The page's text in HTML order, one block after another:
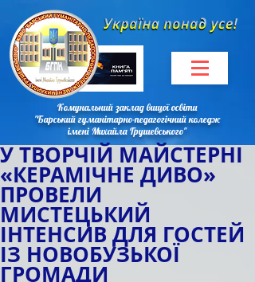
Комунальний заклад вищої освіти
"Барський гуманітарно-педагогічний коледж
імені Михайла Грушевського"
У ТВОРЧІЙ МАЙСТЕРНІ
«КЕРАМІЧНЕ ДИВО»
ПРОВЕЛИ
МИСТЕЦЬКИЙ
ІНТЕНСИВ ДЛЯ ГОСТЕЙ
ІЗ НОВОБУЗЬКОЇ
ГРОМАДИ